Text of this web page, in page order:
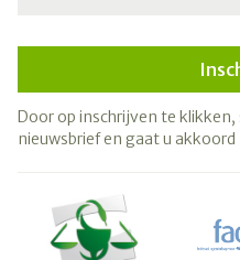
Door op inschrijven te
nieuwsbrief en gaat u